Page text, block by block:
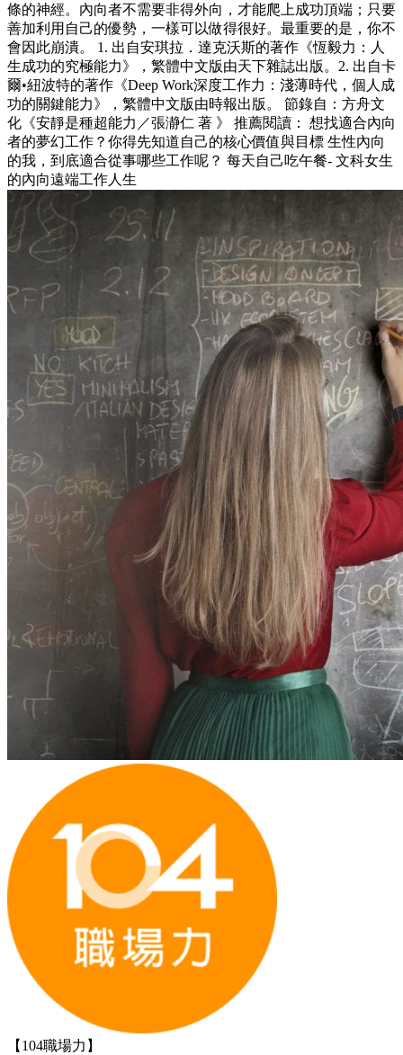
條的神經。內向者不需要非得外向，才能爬上成功頂端；只要
善加利用自己的優勢，一樣可以做得很好。最重要的是，你不
會因此崩潰。 1. 出自安琪拉．達克沃斯的著作《恆毅力：人
生成功的究極能力》，繁體中文版由天下雜誌出版。2. 出自卡
爾•紐波特的著作《Deep Work深度工作力：淺薄時代，個人成
功的關鍵能力》，繁體中文版由時報出版。 節錄自：方舟文
化《安靜是種超能力／張瀞仁 著 》 推薦閱讀： 想找適合內向
者的夢幻工作？你得先知道自己的核心價值與目標 生性內向
的我，到底適合從事哪些工作呢？ 每天自己吃午餐- 文科女生
的內向遠端工作人生
【104職場力】